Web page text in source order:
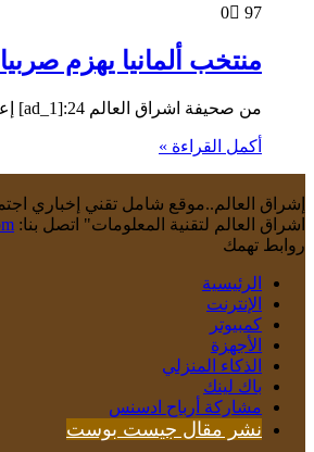
0
97
منتخب ألمانيا يهزم صربيا 87 / 77 ويتوج بلقب كأس العالم لكرة السلة
من صحيفة اشراق العالم 24:[ad_1] إعلان: شاهد أجمل الأفلام والمسلسلات 2021 إشراق العالم 24-متابعات: توج منتخب ألمانيا لكرة السلة بلقب…
أكمل القراءة »
إشراق العالم..موقع شامل تقني إخباري
اشراق العالم لتقنية المعلومات" اتصل بنا:
روابط تهمك
الرئيسية
الإنترنت
كمبيوتر
الأجهزة
الذكاء المنزلي
باك لينك
مشاركة أرباح ادسنس
نشر مقال جيست بوست